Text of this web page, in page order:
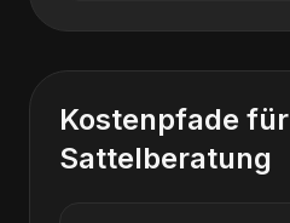
Kostenpfade für
Sattelberatung